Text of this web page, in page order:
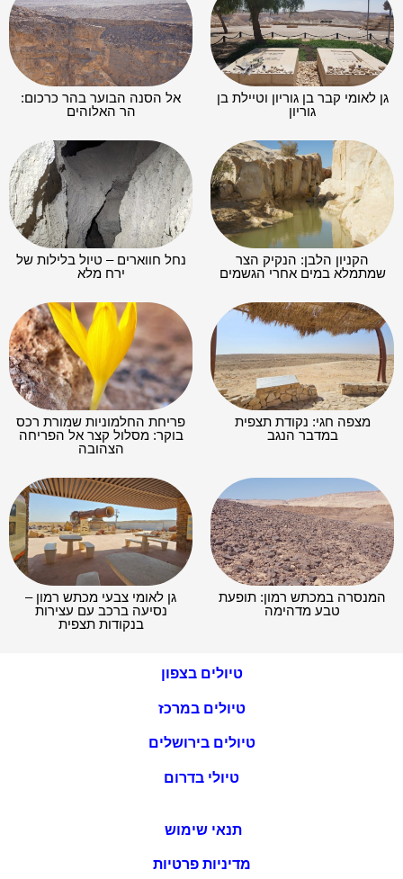
גן לאומי קבר בן גוריון וטיילת בן
גוריון
אל הסנה הבוער בהר כרכום:
הר האלוהים
הקניון הלבן: הנקיק הצר
שמתמלא במים אחרי הגשמים
נחל חווארים – טיול בלילות של
ירח מלא
מצפה חגי: נקודת תצפית
במדבר הנגב
פריחת החלמוניות שמורת רכס
בוקר: מסלול קצר אל הפריחה
הצהובה
המנסרה במכתש רמון: תופעת
טבע מדהימה
גן לאומי צבעי מכתש רמון –
נסיעה ברכב עם עצירות
בנקודות תצפית
טיולים בצפון
טיולים במרכז
טיולים בירושלים
טיולי בדרום
תנאי שימוש
מדיניות פרטיות